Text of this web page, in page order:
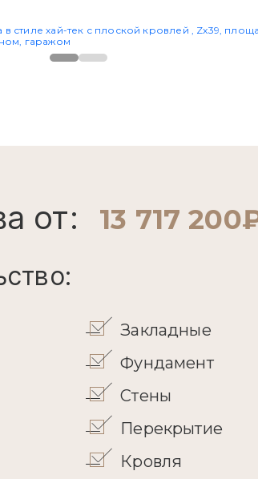
от: 13 717
Закладные
Фундамент
Стены
Перекрытие
Кровля